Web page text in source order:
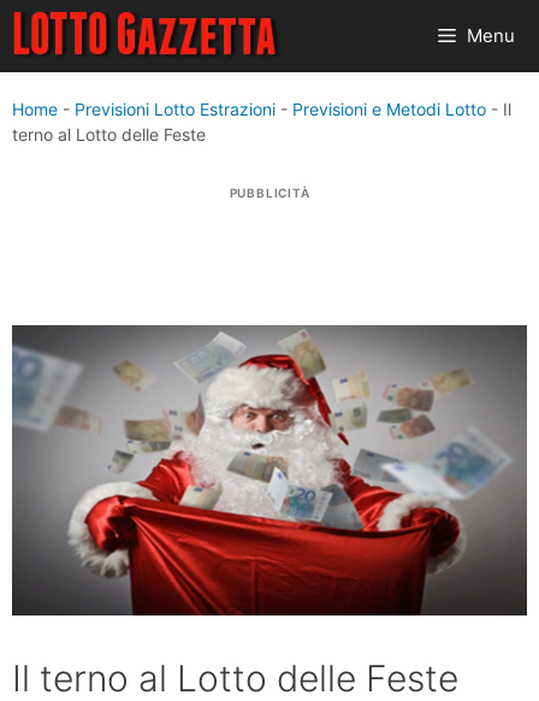
Vai
contenuto
Menu
Home - Previsioni Lotto Estrazioni - Previsioni e Metodi Lotto - Il
terno al Lotto delle Feste
PUBBLICITÀ
Il terno al Lotto delle Feste